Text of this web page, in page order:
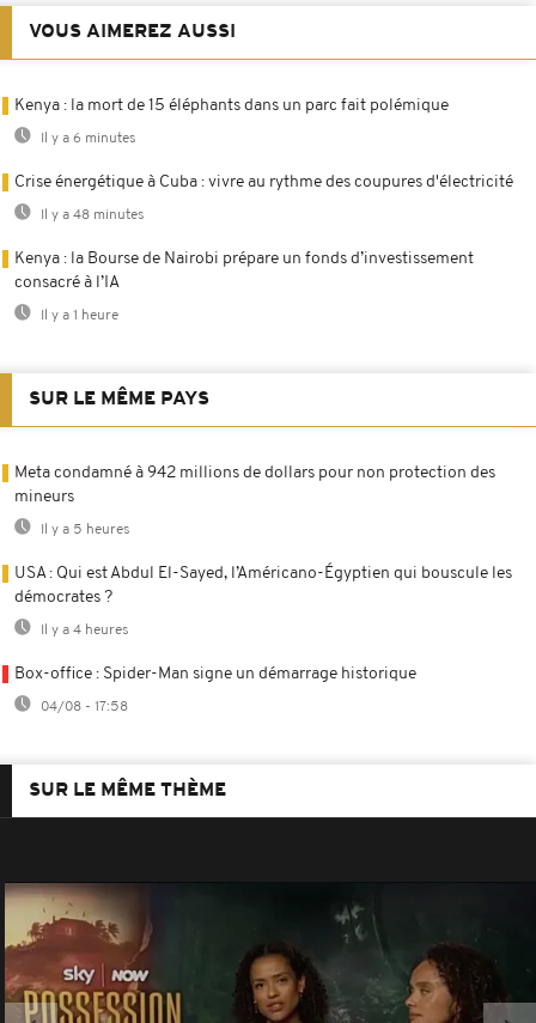
VOUS AIMEREZ AUSSI
Kenya : la mort de 15 éléphants dans un parc fait polémique
Il y a 6 minutes
Crise énergétique à Cuba : vivre au rythme des coupures d'électricité
Il y a 48 minutes
Kenya : la Bourse de Nairobi prépare un fonds d’investissement
consacré à l’IA
Il y a 1 heure
SUR LE MÊME PAYS
Meta condamné à 942 millions de dollars pour non protection des
mineurs
Il y a 5 heures
USA : Qui est Abdul El-Sayed, l’Américano-Égyptien qui bouscule les
démocrates ?
Il y a 4 heures
Box-office : Spider-Man signe un démarrage historique
04/08 - 17:58
SUR LE MÊME THÈME